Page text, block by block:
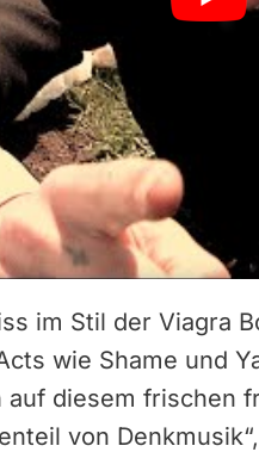
im Stil der Viagra
wie Shame und
diesem frischen
von